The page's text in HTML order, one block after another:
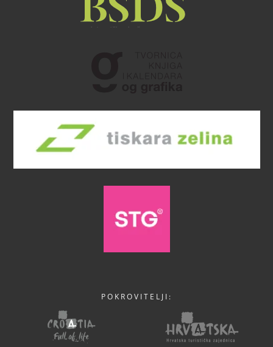
POKROVITELJI: